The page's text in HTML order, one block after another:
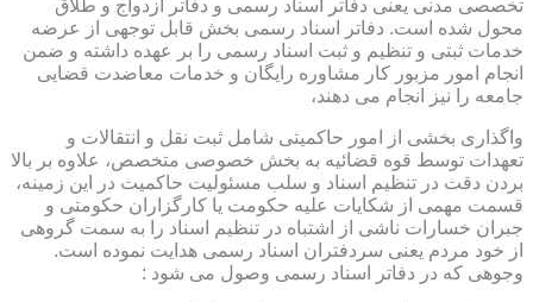
تخصصی مدنی یعنی دفاتر اسناد رسمی و دفاتر ازدواج و طلاق
محول شده است. دفاتر اسناد رسمی بخش قابل توجهی از عرضه
خدمات ثبتی و تنظیم و ثبت اسناد رسمی را بر عهده داشته و ضمن
انجام امور مزبور کار مشاوره رایگان و خدمات معاضدت قضایی
جامعه را نیز انجام می دهند،
واگذاری بخشی از امور حاکمیتی شامل ثبت نقل و انتقالات و
تعهدات توسط قوه قضائیه به بخش خصوصی متخصص، علاوه بر بالا
بردن دقت در تنظیم اسناد و سلب مسئولیت حاکمیت در این زمینه،
قسمت مهمی از شکایات علیه حکومت یا کارگزاران حکومتی و
جبران خسارات ناشی از اشتباه در تنظیم اسناد را به سمت گروهی
از خود مردم یعنی سردفتران اسناد رسمی هدایت نموده است.
وجوهی که در دفاتر اسناد رسمی وصول می شود :